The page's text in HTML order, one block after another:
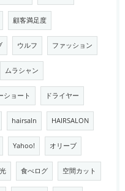
顧客満足度
ウルフ ファッション
ムラシャン
ショート ドライヤー
hairsaln HAIRSALON
Yahoo! オリーブ
食べログ 空間カット